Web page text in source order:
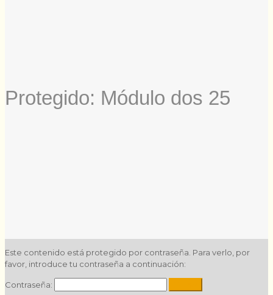
Protegido: Módulo dos 25
Este contenido está protegido por contraseña. Para verlo, por
favor, introduce tu contraseña a continuación:
Contraseña: